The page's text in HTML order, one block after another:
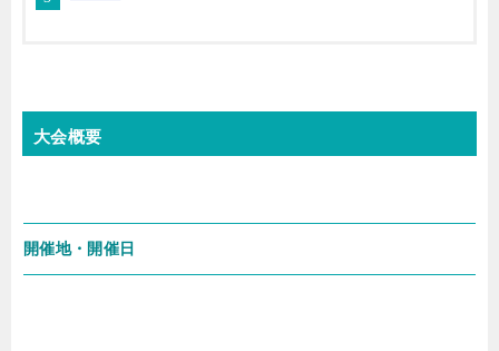
大会概要
開催地・開催日